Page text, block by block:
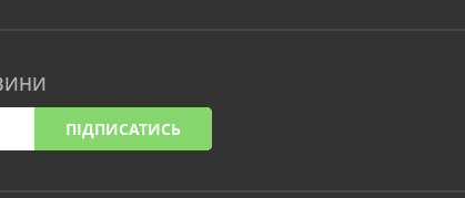
ПІДПИСАТИСЬ